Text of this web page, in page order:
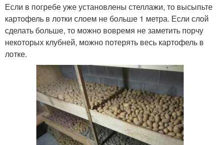
Если в погребе уже установлены стеллажи, то высыпьте
картофель в лотки слоем не больше 1 метра. Если слой
сделать больше, то можно вовремя не заметить порчу
некоторых клубней, можно потерять весь картофель в
лотке.